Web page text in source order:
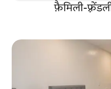
फ़ैमिली-